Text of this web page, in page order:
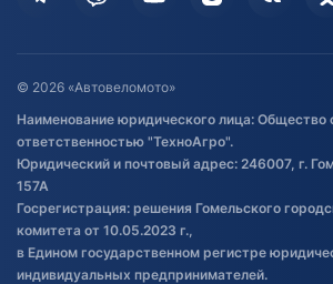
Оставить отзыв
Договор публичной оферты
Обработка файлов cookie
Постановка транспорта на учет
Обновления в ЭПТС 2024
© 2026 «Автовеломото»
Наименование юридического лица: Общество
ответственностью "ТехноАгро".
Юридический и почтовый адрес: 246007, г.
157А
Госрегистрация: решения Гомельского
комитета от 10.05.2023 г.,
в Едином государственном регистре
индивидуальных предпринимателей.